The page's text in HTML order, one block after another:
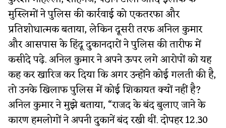
मुस्लिमों ने पुलिस की कार्रवाई को एकतरफा और
प्रतिशोधात्मक बताया, लेकिन दूसरी तरफ अनिल कुमार
और आसपास के हिंदू दुकानदारों ने पुलिस की तारीफ में
कसीदे पढ़े. अनिल कुमार ने अपने ऊपर लगे आरोपों को यह
कह कर खारिज कर दिया कि अगर उन्होंने कोई गलती की है,
तो उनके खिलाफ पुलिस में कोई शिकायत क्यों नहीं है?
अनिल कुमार ने मुझे बताया, “राजद के बंद बुलाए जाने के
कारण हमलोगों ने अपनी दुकानें बंद रखी थीं. दोपहर 12.30